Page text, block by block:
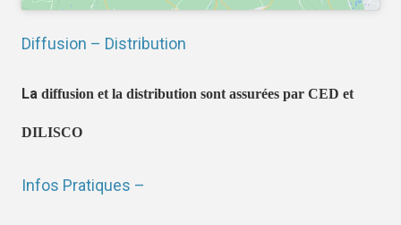
Diffusion – Distribution
La diffusion et la distribution sont assurées par CED et
DILISCO
Infos Pratiques –